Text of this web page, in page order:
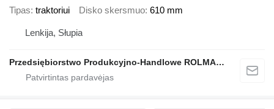
Tipas traktoriui Disko skersmuo 610 mm
Lenkija, Słupia
Przedsiębiorstwo Produkcyjno-Handlowe ROLMAPOL Marcin Dziekan